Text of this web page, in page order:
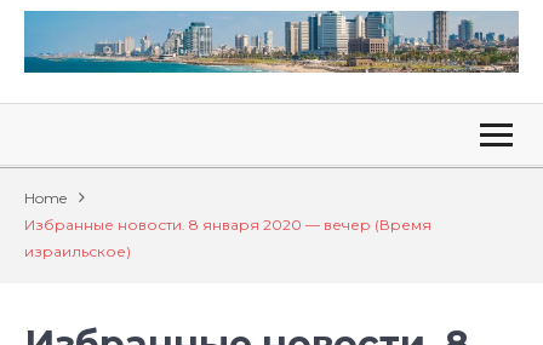
Home
Избранные новости. 8 января 2020 — вечер (Время
израильское)